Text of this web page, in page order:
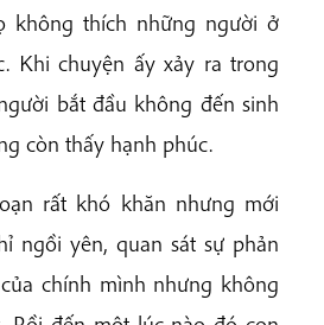
không thích những người ở
Khi chuyện ấy xảy ra trong
bắt đầu không đến sinh
còn thấy hạnh phúc.
rất khó khăn nhưng mới
ngồi yên, quan sát sự phản
chính mình nhưng không